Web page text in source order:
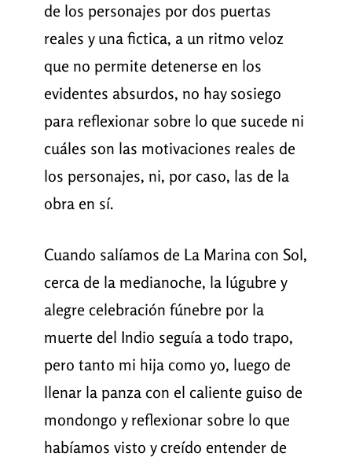
de los personajes por dos puertas
reales y una fictica, a un ritmo veloz
que no permite detenerse en los
evidentes absurdos, no hay sosiego
para reflexionar sobre lo que sucede ni
cuáles son las motivaciones reales de
los personajes, ni, por caso, las de la
obra en sí.
Cuando salíamos de La Marina con Sol,
cerca de la medianoche, la lúgubre y
alegre celebración fúnebre por la
muerte del Indio seguía a todo trapo,
pero tanto mi hija como yo, luego de
llenar la panza con el caliente guiso de
mondongo y reflexionar sobre lo que
habíamos visto y creído entender de